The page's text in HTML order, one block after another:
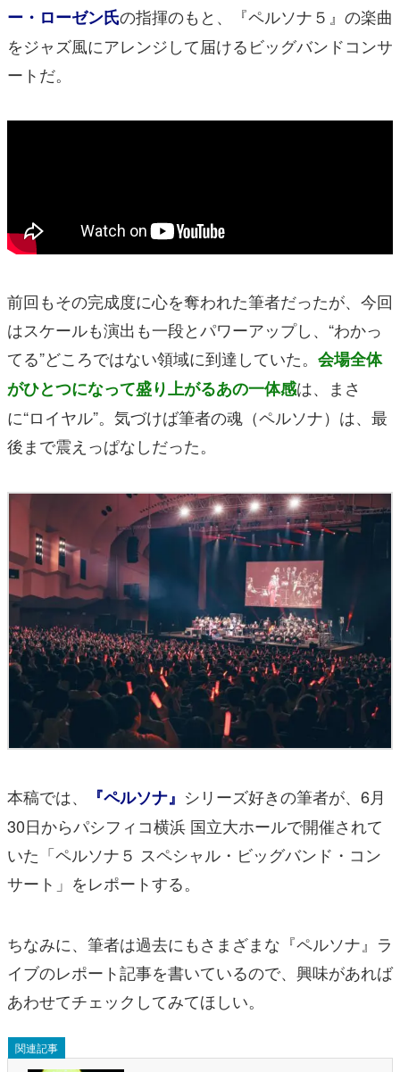
ー・ローゼン氏の指揮のもと、『ペルソナ５』の楽曲
をジャズ風にアレンジして届けるビッグバンドコンサ
ートだ。
前回もその完成度に心を奪われた筆者だったが、今回
はスケールも演出も一段とパワーアップし、“わかっ
てる”どころではない領域に到達していた。 会場全体
がひとつになって盛り上がるあの一体感は、まさ
に“ロイヤル”。気づけば筆者の魂（ペルソナ）は、最
後まで震えっぱなしだった。
本稿では、 『ペルソナ』 シリーズ好きの筆者が、6月
30日からパシフィコ横浜 国立大ホールで開催されて
いた「ペルソナ５ スペシャル・ビッグバンド・コン
サート」をレポートする。
ちなみに、筆者は過去にもさまざまな『ペルソナ』ラ
イブのレポート記事を書いているので、興味があれば
あわせてチェックしてみてほしい。
関連記事